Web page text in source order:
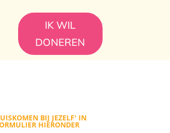
IK WIL
DONEREN
BIJ JEZELF' IN
HIERONDER